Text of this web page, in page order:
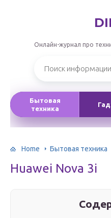
Онлайн-журнал про
Бытовая
техника
Home Бытовая техника
Huawei Nova 3i